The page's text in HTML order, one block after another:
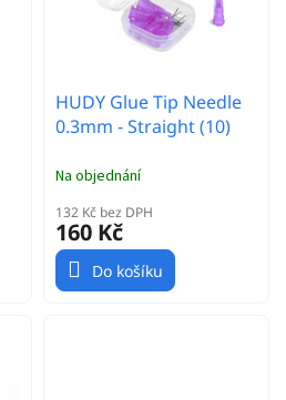
HUDY Glue Tip Needle
0.3mm - Straight (10)
Na objednání
132 Kč bez DPH
160 Kč
Do košíku